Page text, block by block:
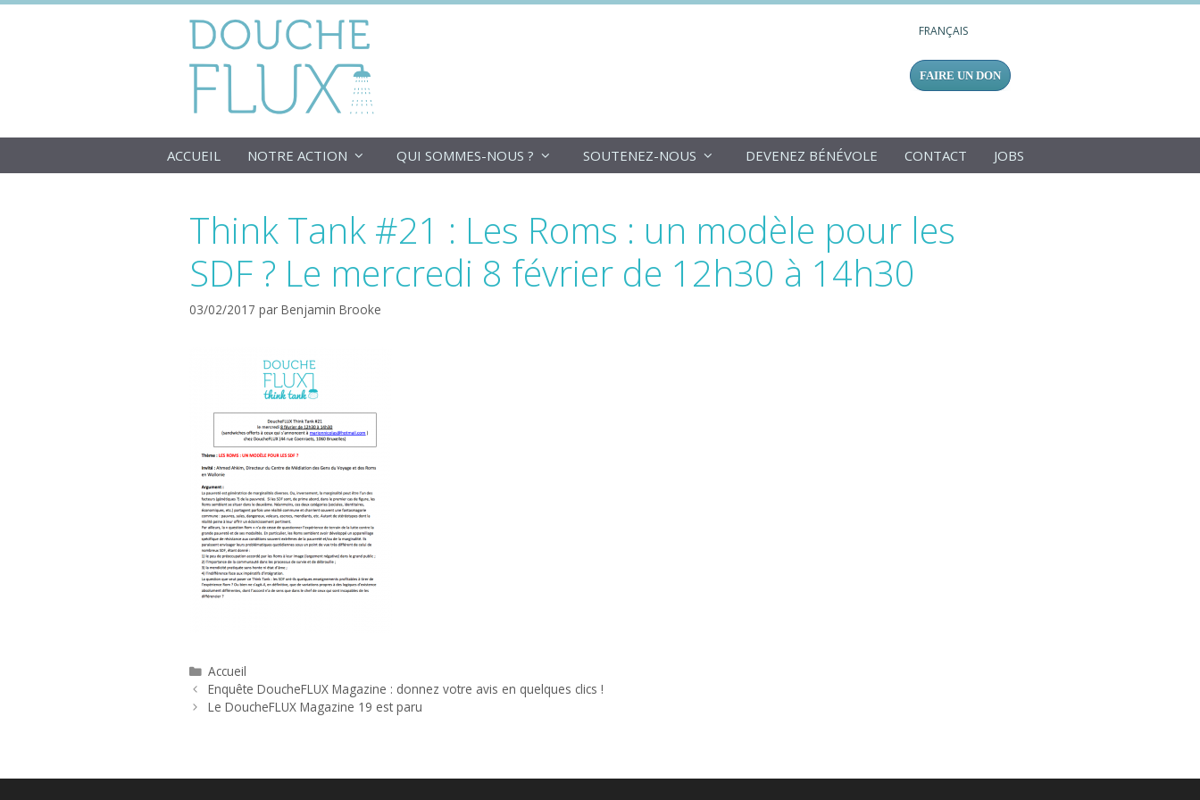
FRANÇAIS
FAIRE UN DON
ACCUEIL NOTRE ACTION QUI SOMMES-NOUS ? SOUTENEZ-NOUS DEVENEZ BÉNÉVOLE CONTACT JOBS
Think Tank #21 : Les Roms : un modèle pour les
SDF ? Le mercredi 8 février de 12h30 à 14h30
03/02/2017 par Benjamin Brooke
Catégories
Accueil
Enquête DoucheFLUX Magazine : donnez votre avis en quelques clics !
Le DoucheFLUX Magazine 19 est paru